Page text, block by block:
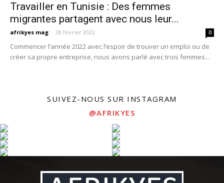
Travailler en Tunisie : Des femmes
migrantes partagent avec nous leur...
afrikyes mag - 28 février 2022 0
Commencer l’année 2022 avec l’espoir de trouver un emploi ou de
créer sa propre entreprise, nous avons parlé avec trois femmes...
SUIVEZ-NOUS SUR INSTAGRAM
@AFRIKYES